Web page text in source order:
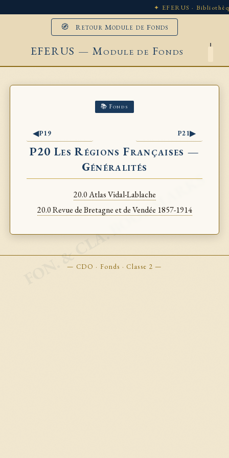
FON. & CLA. BOOKMARKS
✦ EFERUS ·
🧭 Retour Module de Fonds
EFERUS — Module de Fonds
📚 Fonds
◀P19 P21▶
P20 Les Régions Françaises —
Généralités
20.0 Atlas Vidal-Lablache
20.0 Revue de Bretagne et de Vendée 1857-1914
— CDO · Fonds · Classe 2 —